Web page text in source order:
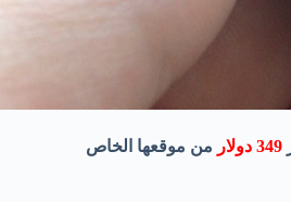
349 دولار من موقعها الخاص